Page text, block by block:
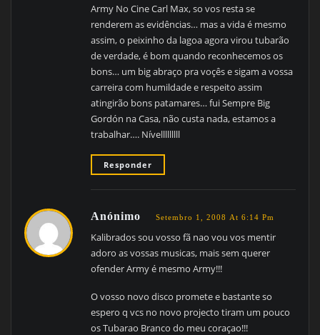
Army No Cine Carl Max, so vos resta se
renderem as evidências… mas a vida é mesmo
assim, o peixinho da lagoa agora virou tubarão
de verdade, é bom quando reconhecemos os
bons… um big abraço pra voçês e sigam a vossa
carreira com humildade e respeito assim
atingirão bons patamares… fui Sempre Big
Gordón na Casa, não custa nada, estamos a
trabalhar…. Nívelllllllll
Responder
Anónimo Setembro 1, 2008 At 6:14 Pm
Kalibrados sou vosso fã nao vou vos mentir
adoro as vossas musicas, mais sem querer
ofender Army é mesmo Army!!!
O vosso novo disco promete e bastante so
espero q vcs no novo projecto tiram um pouco
os Tubarao Branco do meu coraçao!!!